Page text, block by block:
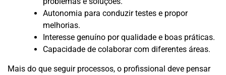
Autonomia para conduzir testes e propor
melhorias.
Interesse genuíno por qualidade e boas práticas.
Capacidade de colaborar com diferentes áreas.
Mais do que seguir processos, o profissional deve pensar